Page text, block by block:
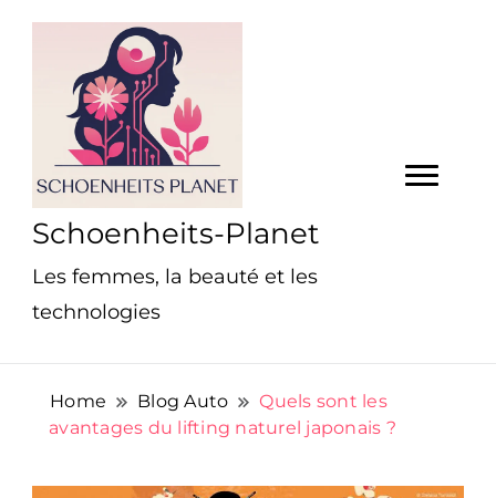
Schoenheits-Planet
Les femmes, la beauté et les
technologies
Home Blog Auto
Quels sont les
avantages du lifting naturel japonais ?